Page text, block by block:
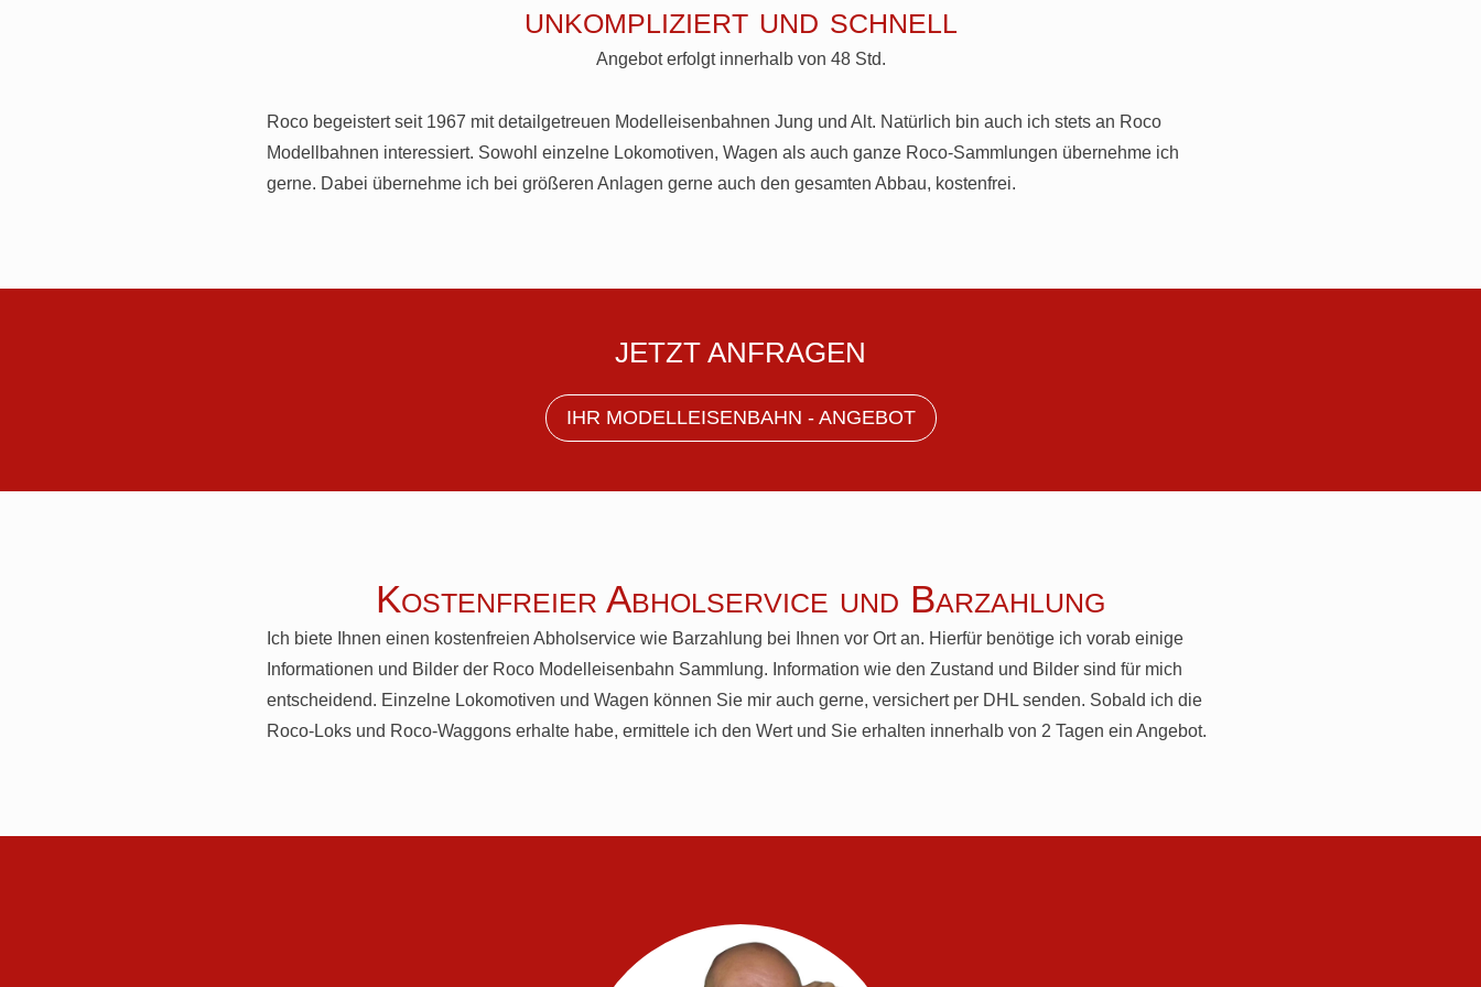
unkompliziert und schnell
Angebot erfolgt innerhalb von 48 Std.
Roco begeistert seit 1967 mit detailgetreuen Modelleisenbahnen Jung und Alt. Natürlich bin auch ich stets an Roco
Modellbahnen interessiert. Sowohl einzelne Lokomotiven, Wagen als auch ganze Roco-Sammlungen übernehme ich
gerne. Dabei übernehme ich bei größeren Anlagen gerne auch den gesamten Abbau, kostenfrei.
JETZT ANFRAGEN
IHR MODELLEISENBAHN - ANGEBOT
Kostenfreier Abholservice und Barzahlung
Ich biete Ihnen einen kostenfreien Abholservice wie Barzahlung bei Ihnen vor Ort an. Hierfür benötige ich vorab einige
Informationen und Bilder der Roco Modelleisenbahn Sammlung. Information wie den Zustand und Bilder sind für mich
entscheidend. Einzelne Lokomotiven und Wagen können Sie mir auch gerne, versichert per DHL senden. Sobald ich die
Roco-Loks und Roco-Waggons erhalte habe, ermittele ich den Wert und Sie erhalten innerhalb von 2 Tagen ein Angebot.